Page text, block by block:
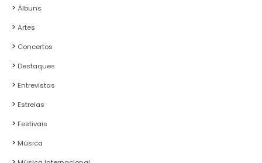
Álbuns
Artes
Concertos
Destaques
Entrevistas
Estreias
Festivais
Música